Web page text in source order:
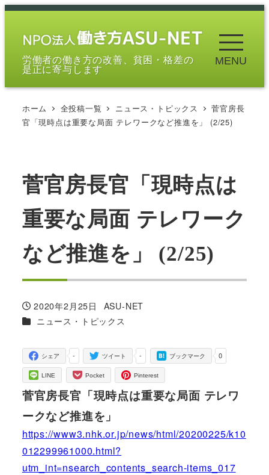
メ
労働者の働き方の改善、貧困・格差の
是正に寄与します
MENU
ホーム 全投稿一覧 ニュース・トピックス
菅官房長
官「現時点は重要な局面 テレワークなど推進を」 (2/25)
菅官房長官「現時点は
重要な局面 テレワーク
など推進を」 (2/25)
投稿日
2020年2月25日
著
者
ASU-NET
カテゴリー
ニュース・トピックス
-
シェア -
ツイート 0
ブックマーク
LINE Pocket Pinterest
菅官房長官「現時点は重要な局面 テレワ
ークなど推進を」
https://www3.nhk.or.jp/news/html/20200225/k10
012299961000.html?
utm_int=nsearch_contents_search-items_017